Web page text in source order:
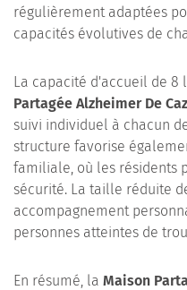
régulièrement adaptées
capacités évolutives de
La capacité d'accueil de 8
Partagée Alzheimer De
suivi individuel à chacun
structure favorise
familiale, où les résidents
sécurité. La taille réduite
accompagnement
personnes atteintes de
En résumé, la Maison